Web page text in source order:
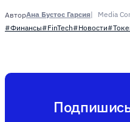
АвторАна Бустос Гарсия
Media
#Финансы#FinTech#Новости